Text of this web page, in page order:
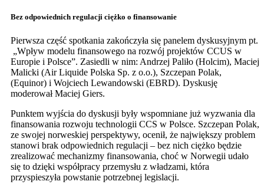
Bez odpowiednich regulacji ciężko o finansowanie
Pierwsza część spotkania zakończyła się panelem dyskusyjnym pt.
„Wpływ modelu finansowego na rozwój projektów CCUS w
Europie i Polsce”. Zasiedli w nim: Andrzej Paliło (Holcim), Maciej
Malicki (Air Liquide Polska Sp. z o.o.), Szczepan Polak,
(Equinor) i Wojciech Lewandowski (EBRD). Dyskusję
moderował Maciej Giers.
Punktem wyjścia do dyskusji były wspomniane już wyzwania dla
finansowania rozwoju technologii CCS w Polsce. Szczepan Polak,
ze swojej norweskiej perspektywy, ocenił, że największy problem
stanowi brak odpowiednich regulacji – bez nich ciężko będzie
zrealizować mechanizmy finansowania, choć w Norwegii udało
się to dzięki współpracy przemysłu z władzami, która
przyspieszyła powstanie potrzebnej legislacji.